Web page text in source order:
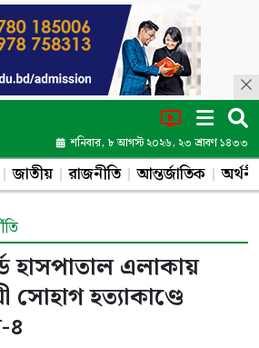
শনিবার, ৮ আগস্ট ২০২৬, ২৩ শ্রাবণ ১৪৩৩
জাতীয় রাজনীতি আন্তর্জাতিক
হাসপাতাল এলাকায়
সোহাগ হত্যাকাণ্ডে
৪